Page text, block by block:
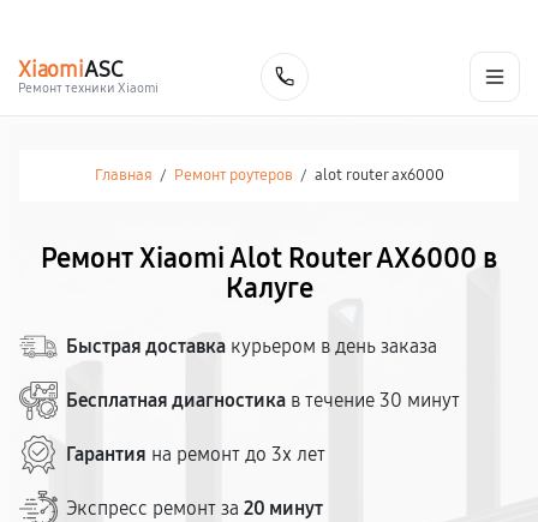
XiaomiASC
Ремонт техники Xiaomi
Главная / Ремонт роутеров / alot router ax6000
Ремонт Xiaomi Alot Router AX6000 в
Калуге
Быстрая доставка курьером в день заказа
Бесплатная диагностика в течение 30 минут
Гарантия на ремонт до 3х лет
Экспресс ремонт за 20 минут